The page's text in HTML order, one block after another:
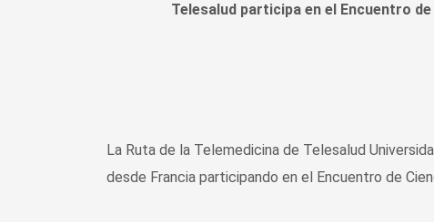
Telesalud participa en el Encuentro
La Ruta de la Telemedicina de Telesalud
desde Francia participando en el Encuentro de